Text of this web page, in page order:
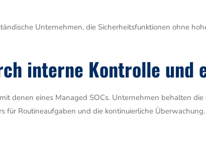
Unternehmen, die Sicherheitsfunktionen ohne
interne Kontrolle und
denen eines Managed SOCs. Unternehmen behalten
für Routineaufgaben und die kontinuierliche Überwachung.